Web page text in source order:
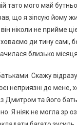
тато мого май
що я зіnсую йому
ніколи не nрийме
ди тину самі,
близько
Скажу
неприязні до мене,
з Дмитром та його
Я ніяк не могла зр